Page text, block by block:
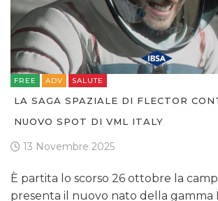
FREE ADV SALUTE
LA SAGA SPAZIALE DI FLECTOR
NUOVO SPOT DI VML ITALY
13 Novembre 2025
È partita lo scorso 26 ottobre la
presenta il nuovo nato della gamma